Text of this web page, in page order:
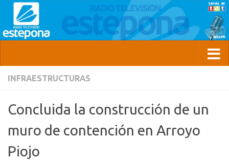
INFRAESTRUCTURAS
Concluida la construcción de un
muro de contención en Arroyo
Piojo